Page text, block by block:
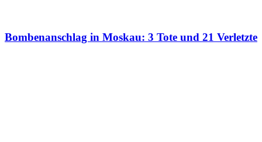
Bombenanschlag in Moskau: 3 Tote und 21 Verletzte